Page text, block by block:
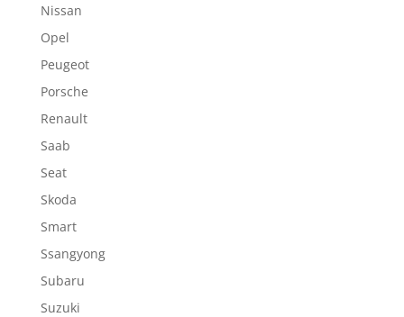
Nissan
Opel
Peugeot
Porsche
Renault
Saab
Seat
Skoda
Smart
Ssangyong
Subaru
Suzuki